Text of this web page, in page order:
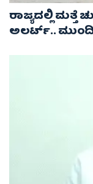
ರಾಜ್ಯದಲ್ಲಿ
ಅಲರ್ಟ್..